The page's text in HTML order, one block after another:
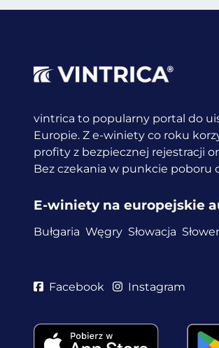
vintrica to popularny portal do
Europie. Z e-winiety co roku
profity z bezpiecznej rejestracji
Bez czekania w punkcie poboru
E-winiety na europejskie
Bułgaria Węgry Słowacja
Facebook Instagram